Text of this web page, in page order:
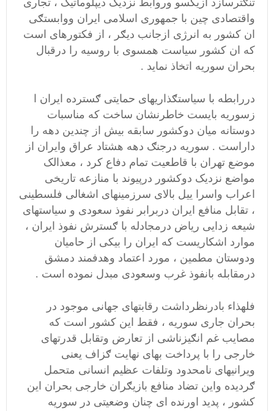
تنګترسازد ازیکسو وروابط نزدیک دیپلوماتیک ، تجاری
واقتصادی چین با جمهوری اسلامی ایران ووابستګی
ان کشور به انرژی ازجانب دیګر ، از فکتورهای است
که ان کشور سیاست همسوی با روسیه را درقبال
بحران سوریه اتخاذ نماید .
دررابطه با سیاستګذاریهای حمایتی ګسترده ایران ا
زسوریه بایست خاطرنشان ساخت که مناسبات
دوستانه میان دوکشور سابقه بیش از چندین دهه را
داراست . سوریه درجنګ دهه هشتاد عراق وایران از
موضع تهران با قاطعیت تمام دفاع کرد ، معذالک
مواضع نزدیک دوکشور درپیوند با منازعه تاریخی
اعراب واسرا ییل بالای سرزمینهای اشغالی فلسطینی
، تقابل منافع ایران دربرابر نفوذ سعودی و سیاستهای
شیعه زدایی ریاض درمجادله با ګسترش نفوذ ایران ،
موارد اشکاریست که ایران را بیکی از حامیان
ودوستان مطمین ، مورد اعتماد وهدفمند دمشق
درمقابله بانفوذ غرب وسعودی مبدل نموده است .
فلهذاء بادرنظرداشت رقابتهای جهانی موجود در
بحران جاری سوریه ، فقط این کشور است که
مصایب غم انګیزناشی از تعارض وتقابل قدرتهای
خارجی را با پرداخت بهای نهایت ګزاف یعنی
ویرانیهای نامحدود وتلفات عظیم انسانی متحمل
ګردیده واین تضاد منافع بازیګران خارجی بحران این
کشور ، پدید اورنده ای چنان وضعیتی در سوریه